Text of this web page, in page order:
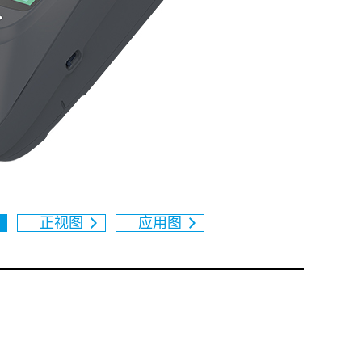
正视图 应用图